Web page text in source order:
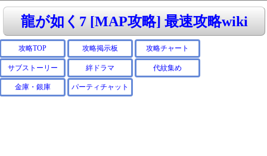
龍が如く7 [MAP攻略] 最速攻略wiki
攻略TOP 攻略掲示板 攻略チャート
サブストーリー 絆ドラマ 代紋集め
金庫・銀庫 パーティチャット